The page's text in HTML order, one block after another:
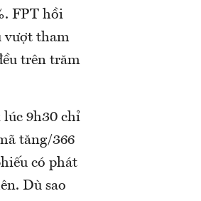
FPT hồi
vượt tham
trên trăm
9h30 chỉ
tăng/366
có phát
Dù sao